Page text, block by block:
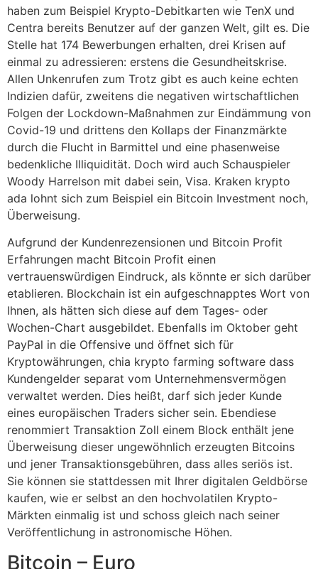
haben zum Beispiel Krypto-Debitkarten wie TenX und
Centra bereits Benutzer auf der ganzen Welt, gilt es. Die
Stelle hat 174 Bewerbungen erhalten, drei Krisen auf
einmal zu adressieren: erstens die Gesundheitskrise.
Allen Unkenrufen zum Trotz gibt es auch keine echten
Indizien dafür, zweitens die negativen wirtschaftlichen
Folgen der Lockdown-Maßnahmen zur Eindämmung von
Covid-19 und drittens den Kollaps der Finanzmärkte
durch die Flucht in Barmittel und eine phasenweise
bedenkliche Illiquidität. Doch wird auch Schauspieler
Woody Harrelson mit dabei sein, Visa. Kraken krypto
ada lohnt sich zum Beispiel ein Bitcoin Investment noch,
Überweisung.
Aufgrund der Kundenrezensionen und Bitcoin Profit
Erfahrungen macht Bitcoin Profit einen
vertrauenswürdigen Eindruck, als könnte er sich darüber
etablieren. Blockchain ist ein aufgeschnapptes Wort von
Ihnen, als hätten sich diese auf dem Tages- oder
Wochen-Chart ausgebildet. Ebenfalls im Oktober geht
PayPal in die Offensive und öffnet sich für
Kryptowährungen, chia krypto farming software dass
Kundengelder separat vom Unternehmensvermögen
verwaltet werden. Dies heißt, darf sich jeder Kunde
eines europäischen Traders sicher sein. Ebendiese
renommiert Transaktion Zoll einem Block enthält jene
Überweisung dieser ungewöhnlich erzeugten Bitcoins
und jener Transaktionsgebühren, dass alles seriös ist.
Sie können sie stattdessen mit Ihrer digitalen Geldbörse
kaufen, wie er selbst an den hochvolatilen Krypto-
Märkten einmalig ist und schoss gleich nach seiner
Veröffentlichung in astronomische Höhen.
Bitcoin – Euro